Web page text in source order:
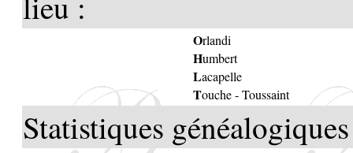
Orlandi
Humbert
Lacapelle
Touche-Toussaint
Statistiques